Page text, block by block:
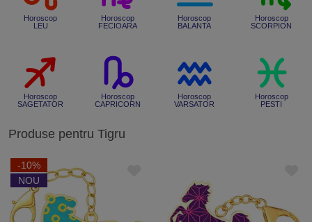
Horoscop
LEU
Horoscop
FECIOARA
Horoscop
BALANTA
Horoscop
SCORPION
Horoscop
SAGETATOR
Horoscop
CAPRICORN
Horoscop
VARSATOR
Horoscop
PESTI
Produse pentru Tigru
-10%
NOU